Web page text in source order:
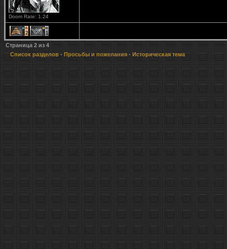
Doom Rate: 1.24
2 1
Страница 2из 4
Список разделов- Просьбы и пожелания - Историческая тема